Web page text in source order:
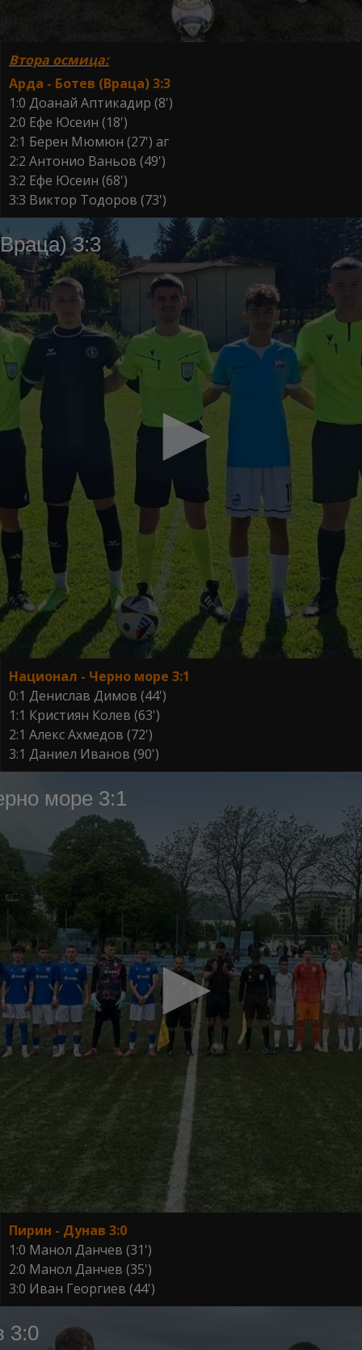
Втора осмица:
Арда - Ботев (Враца) 3:3
1:0 Доанай Аптикадир (8')
2:0 Ефе Юсеин (18')
2:1 Берен Мюмюн (27') аг
2:2 Антонио Ваньов (49')
3:2 Ефе Юсеин (68')
3:3 Виктор Тодоров (73')
Национал - Черно море 3:1
0:1 Денислав Димов (44')
1:1 Кристиян Колев (63')
2:1 Алекс Ахмедов (72')
3:1 Даниел Иванов (90')
Пирин - Дунав 3:0
1:0 Манол Данчев (31')
2:0 Манол Данчев (35')
3:0 Иван Георгиев (44')